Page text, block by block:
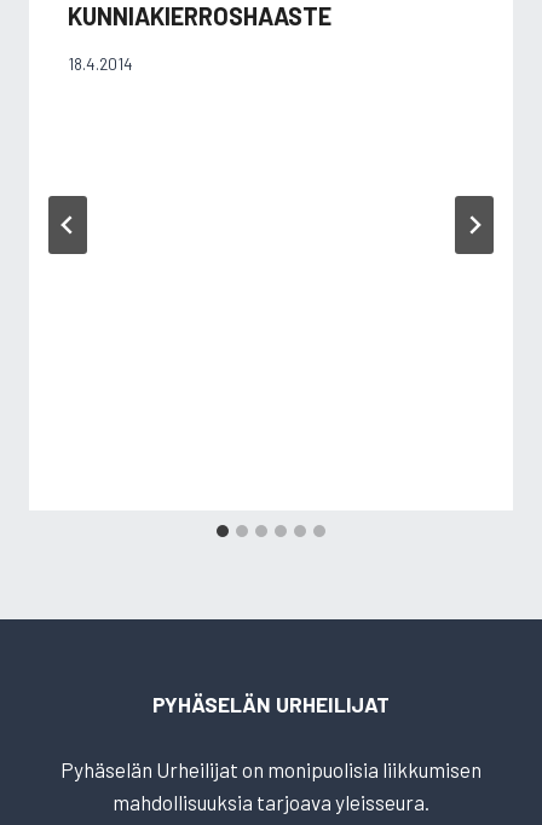
KUNNIAKIERROSHAASTE
18.4.2014
PYHÄSELÄN URHEILIJAT
Pyhäselän Urheilijat on monipuolisia liikkumisen
mahdollisuuksia tarjoava yleisseura.